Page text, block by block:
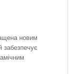
новим